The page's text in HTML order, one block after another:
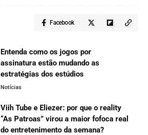
Facebook
Entenda como os jogos por
assinatura estão mudando as
estratégias dos estúdios
Notícias
Viih Tube e Eliezer: por que o reality
“As Patroas” virou a maior fofoca real
do entretenimento da semana?